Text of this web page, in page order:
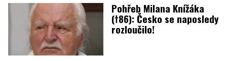
Pohřeb Milana Knížáka
(†86): Česko se naposledy
rozloučilo!